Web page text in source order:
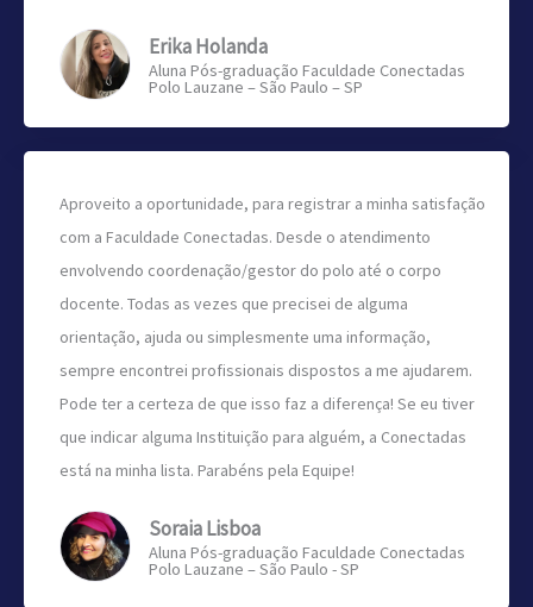
Erika Holanda
Aluna Pós-graduação Faculdade Conectadas
Polo Lauzane – São Paulo – SP
Aproveito a oportunidade, para registrar a minha satisfação
com a Faculdade Conectadas. Desde o atendimento
envolvendo coordenação/gestor do polo até o corpo
docente. Todas as vezes que precisei de alguma
orientação, ajuda ou simplesmente uma informação,
sempre encontrei profissionais dispostos a me ajudarem.
Pode ter a certeza de que isso faz a diferença! Se eu tiver
que indicar alguma Instituição para alguém, a Conectadas
está na minha lista. Parabéns pela Equipe!
Soraia Lisboa
Aluna Pós-graduação Faculdade Conectadas
Polo Lauzane – São Paulo - SP